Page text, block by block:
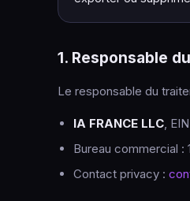
1. Responsable
Le responsable du
IA FRANCE LLC,
Bureau commercial :
Contact privacy :